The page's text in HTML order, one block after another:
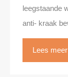
leegstaande
anti- kraak
Lees meer